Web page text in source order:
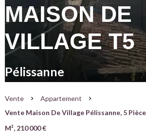
MAISON DE
VILLAGE T5
Pélissanne
Vente
Appartement
Vente Maison De Village Pélissanne, 5
M², 210 000 €